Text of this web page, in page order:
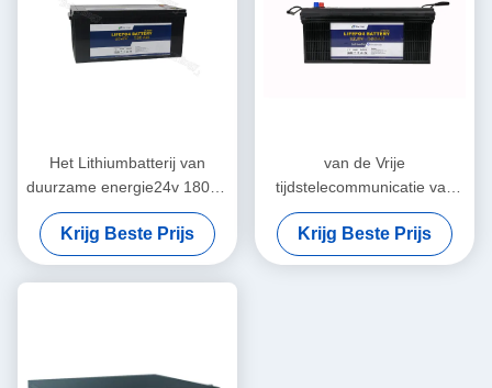
Het Lithiumbatterij van
duurzame energie24v 180Ah
Telecommunicatie voor
Medische apparatuur
Krijg Beste Prijs
van de Vrije
tijdstelecommunicatie van
12V 300Ah het Lithium Ion
Battery Bluetooth Heating
Krijg Beste Prijs